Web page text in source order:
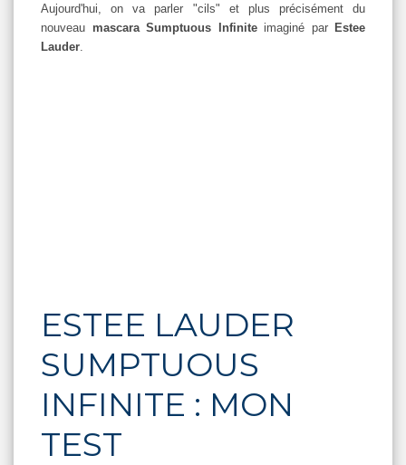
Aujourd'hui, on va parler "cils" et plus précisément du
nouveau mascara Sumptuous Infinite imaginé par Estee
Lauder
ESTEE LAUDER
SUMPTUOUS
INFINITE : MON
TEST